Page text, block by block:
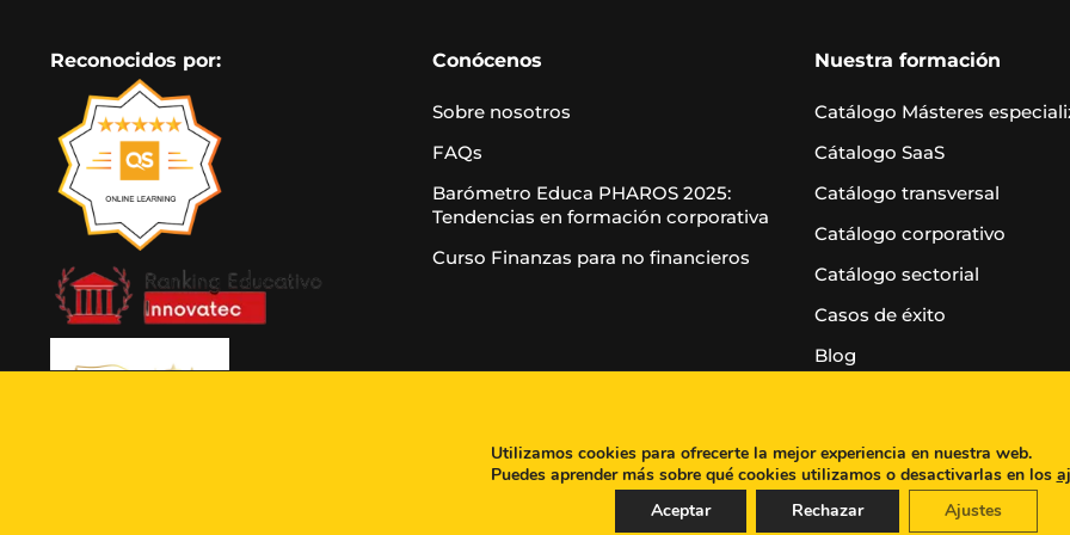
Reconocidos por: Conócenos
Sobre nosotros
FAQs
Barómetro Educa PHAROS 2025:
Tendencias en formación corporativa
Curso Finanzas para no financieros
Nuestra formación
Catálogo Másteres
Cátalogo SaaS
Catálogo transversal
Catálogo corporativo
Catálogo sectorial
Casos de éxito
Blog
Política de privacidad Política de Cookies|Canal de
Utilizamos cookies para ofrecerte la mejor experiencia en nuestra web.
Puedes aprender más sobre qué cookies utilizamos o desactivarlas en los
Aceptar
Rechazar Ajustes